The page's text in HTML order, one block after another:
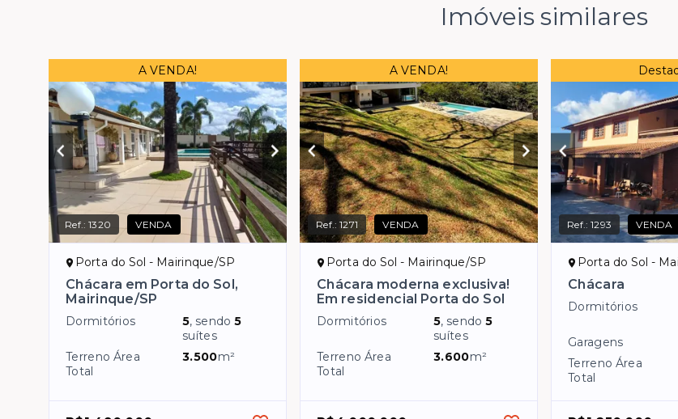
Imóveis similares
A VENDA!
Ref.:1320 VENDA
Porta do Sol - Mairinque/SP
Chácara em Porta do Sol,
Mairinque/SP
Dormitórios 5, sendo5
suítes
Terreno Área
Total
3.500m²
A VENDA!
Ref.:1271 VENDA
Porta do Sol - Mairinque/SP
Chácara moderna exclusiva!
Em residencial Porta do Sol
Dormitórios 5, sendo5
suítes
Terreno Área
Total
3.600m²
Ref.:1293 VENDA
Porta do Sol -
Chácara
Dormitórios
Garagens
Terreno Área
Total